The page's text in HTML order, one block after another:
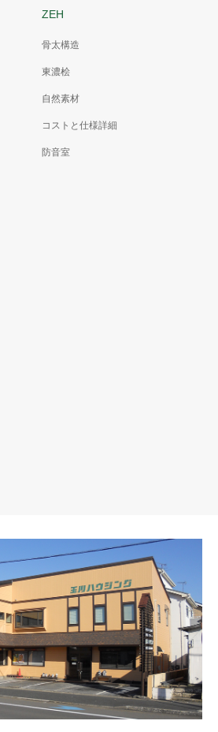
ZEH
骨太構造
東濃桧
自然素材
コストと仕様詳細
防音室